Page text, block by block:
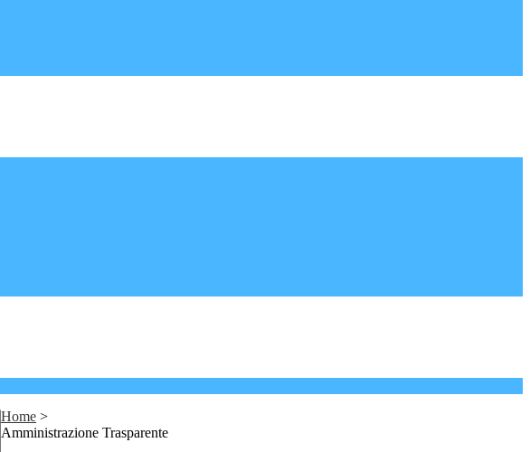
Home >
Amministrazione Trasparente